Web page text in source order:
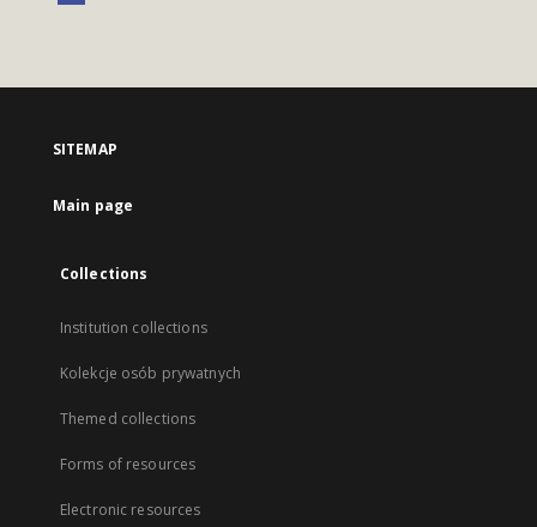
SITEMAP
Main page
Collections
Institution collections
Kolekcje osób prywatnych
Themed collections
Forms of resources
Electronic resources